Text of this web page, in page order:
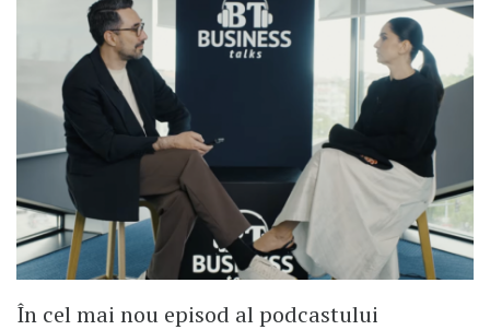
În cel mai nou episod al podcastului